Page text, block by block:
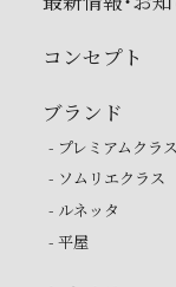
コンセプト
ブランド
- プレミアムクラス
- ソムリエクラス
- ルネッタ
- 平屋